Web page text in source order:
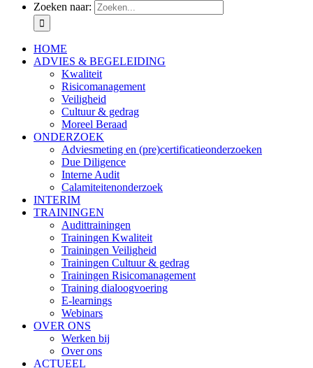
Zoeken naar:
HOME
ADVIES & BEGELEIDING
Kwaliteit
Risicomanagement
Veiligheid
Cultuur & gedrag
Moreel Beraad
ONDERZOEK
Adviesmeting en (pre)certificatieonderzoeken
Due Diligence
Interne Audit
Calamiteitenonderzoek
INTERIM
TRAININGEN
Audittrainingen
Trainingen Kwaliteit
Trainingen Veiligheid
Trainingen Cultuur & gedrag
Trainingen Risicomanagement
Training dialoogvoering
E-learnings
Webinars
OVER ONS
Werken bij
Over ons
ACTUEEL